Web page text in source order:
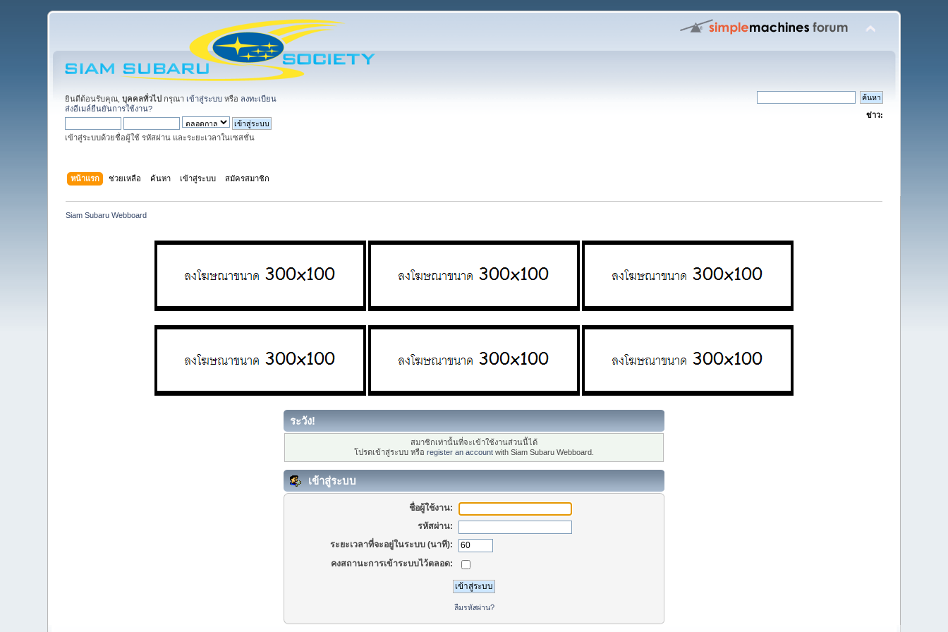
ยินดีต้อนรับคุณ,บุคคลทั่วไป กรุณา เข้าสู่ระบบ หรือ ลงทะเบียน
ส่งอีเมล์ยืนยันการใช้งาน?
เข้าสู่ระบบด้วยชื่อผู้ใช้ รหัสผ่าน และระยะเวลาในเซสชั่น
ข่าว:
หน้าแรก ช่วยเหลือ ค้นหา เข้าสู่ระบบ สมัครสมาชิก
Siam Subaru Webboard
ระวัง!
สมาชิกเท่านั้นที่จะเข้าใช้งานส่วนนี้ได้
โปรดเข้าสู่ระบบ หรือ register an account with Siam Subaru Webboard.
เข้าสู่ระบบ
ชื่อผู้ใช้งาน:
รหัสผ่าน:
ระยะเวลาที่จะอยู่ในระบบ (นาที):
คงสถานะการเข้าระบบไว้ตลอด:
ลืมรหัสผ่าน?